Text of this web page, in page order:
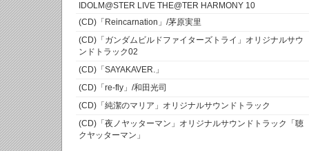
IDOLM@STER LIVE THE@TER HARMONY 10
(CD)「Reincarnation」/茅原実里
(CD)「ガンダムビルドファイターズトライ」オリジナルサウ
ンドトラック02
(CD)「SAYAKAVER.」
(CD)「re-fly」/和田光司
(CD)「純潔のマリア」オリジナルサウンドトラック
(CD)「夜ノヤッターマン」オリジナルサウンドトラック「聴
クヤッターマン」